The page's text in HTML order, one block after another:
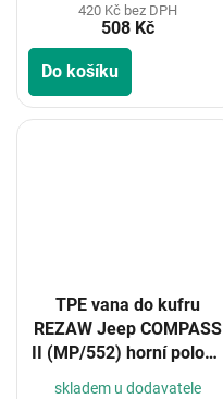
420 Kč bez DPH
508 Kč
Do košíku
TPE vana do kufru
REZAW Jeep COMPASS
II (MP/552) horní poloha
2017-
skladem u dodavatele